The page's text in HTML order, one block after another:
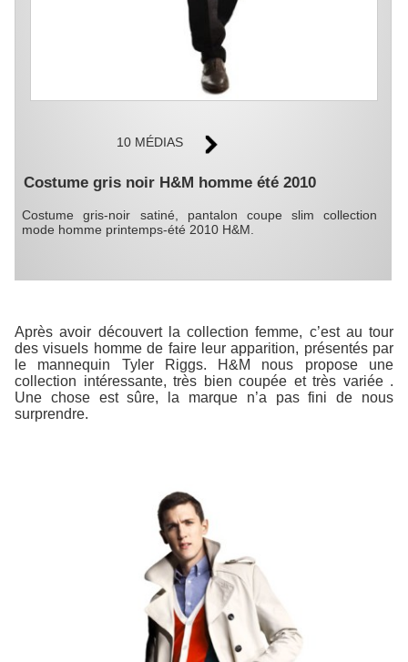
10 MÉDIAS
Costume gris noir H&M homme été 2010
Costume gris-noir satiné, pantalon coupe slim collection
mode homme printemps-été 2010 H&M.
Après avoir découvert la collection femme, c’est au tour
des visuels homme de faire leur apparition, présentés par
le mannequin Tyler Riggs. H&M nous propose une
collection intéressante, très bien coupée et très variée .
Une chose est sûre, la marque n’a pas fini de nous
surprendre.